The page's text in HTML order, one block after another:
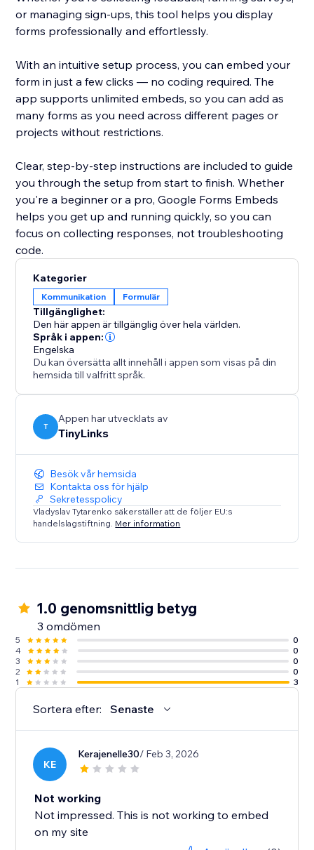
or managing sign-ups, this tool helps you display
forms professionally and effortlessly.
With an intuitive setup process, you can embed your
form in just a few clicks — no coding required. The
app supports unlimited embeds, so you can add as
many forms as you need across different pages or
projects without restrictions.
Clear, step-by-step instructions are included to guide
you through the setup from start to finish. Whether
you're a beginner or a pro, Google Forms Embeds
helps you get up and running quickly, so you can
focus on collecting responses, not troubleshooting
code.
Kategorier
Kommunikation Formulär
Tillgänglighet:
Den här appen är tillgänglig över hela världen.
Språk i appen:
Engelska
Du kan översätta allt innehåll i appen som visas på din
hemsida till valfritt språk.
T
Appen har utvecklats av
TinyLinks
Besök vår hemsida
Kontakta oss för hjälp
Sekretesspolicy
Vladyslav Tytarenko säkerställer att de följer EU:s
handelslagstiftning. Mer information
1.0 genomsnittlig betyg
3 omdömen
5
0
4
0
3
0
2
0
1
3
Sortera efter: Senaste
KE
Kerajenelle30/ Feb 3, 2026
Not working
Not impressed. This is not working to embed
on my site